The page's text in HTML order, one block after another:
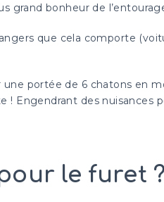
grand bonheur de
que cela comporte
portée de 6 chatons en
! Engendrant des nuisances
le furet ?